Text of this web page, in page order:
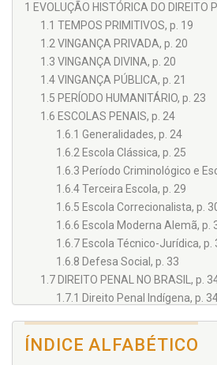
1 EVOLUÇÃO HISTÓRICA DO DIREITO
1.1 TEMPOS PRIMITIVOS, p. 19
1.2 VINGANÇA PRIVADA, p. 20
1.3 VINGANÇA DIVINA, p. 20
1.4 VINGANÇA PÚBLICA, p. 21
1.5 PERÍODO HUMANITÁRIO, p. 23
1.6 ESCOLAS PENAIS, p. 24
1.6.1 Generalidades, p. 24
1.6.2 Escola Clássica, p. 25
1.6.3 Período Criminológico e
1.6.4 Terceira Escola, p. 29
1.6.5 Escola Correcionalista, p.
1.6.6 Escola Moderna Alemã, p.
1.6.7 Escola Técnico-Jurídica, p.
1.6.8 Defesa Social, p. 33
1.7 DIREITO PENAL NO BRASIL, p.
1.7.1 Direito Penal Indígena, p.
1.7.3 Código Criminal do Império
1.7.4 Código Penal Republicano
ÍNDICE ALFABÉTICO